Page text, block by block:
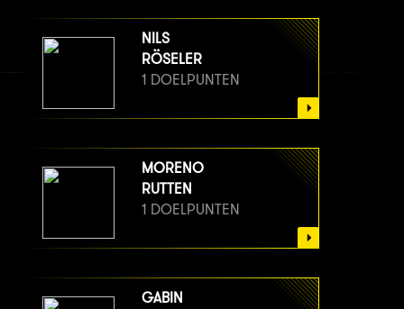
NILS
RÖSELER
1 DOELPUNTEN
MORENO
RUTTEN
1 DOELPUNTEN
GABIN